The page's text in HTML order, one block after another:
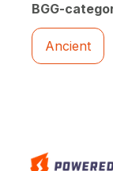
BGG-
Ancient